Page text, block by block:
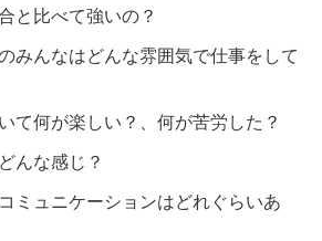
と比べて強いの？
みんなはどんな雰囲気で仕事をして
て何が楽しい？、何が苦労した？
んな感じ？
ミュニケーションはどれぐらいあ